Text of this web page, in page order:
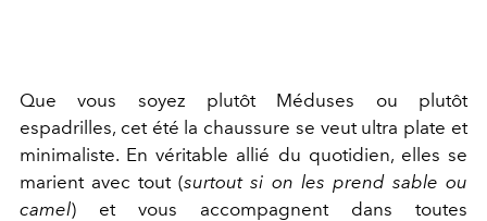
Que vous soyez plutôt Méduses ou plutôt
espadrilles, cet été la chaussure se veut ultra plate et
minimaliste. En véritable allié du quotidien, elles se
marient avec tout (surtout si on les prend sable ou
camel) et vous accompagnent dans toutes